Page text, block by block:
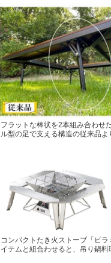
フラットな棒状を2本組み合わせ
ル型の足で支える構造の従来品
コンパクトたき火ストーブ「ピ
イテムと組合わせると、吊り鍋